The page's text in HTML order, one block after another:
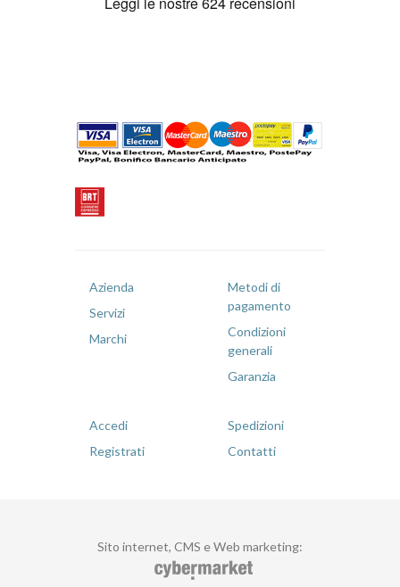
Azienda
Servizi
Marchi
Metodi di
pagamento
Condizioni
generali
Garanzia
Accedi
Registrati
Spedizioni
Contatti
Sito internet, CMS e Web marketing: